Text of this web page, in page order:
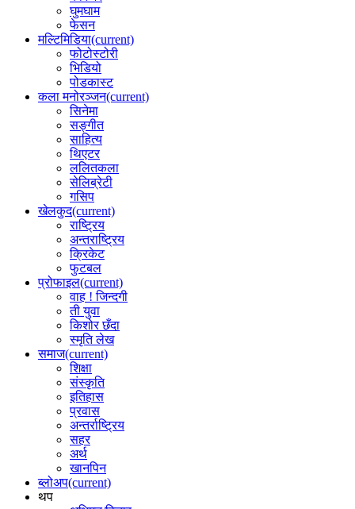
घुमघाम
फेसन
मल्टिमिडिया(current)
फोटोस्टोरी
भिडियो
पोडकास्ट
कला मनोरञ्जन(current)
सिनेमा
सङ्गीत
साहित्य
थिएटर
ललितकला
सेलिब्रेटी
गसिप
खेलकुद(current)
राष्ट्रिय
अन्तराष्ट्रिय
क्रिकेट
फुटबल
प्रोफाइल(current)
वाह ! जिन्दगी
ती युवा
किशोर छँदा
स्मृति लेख
समाज(current)
शिक्षा
संस्कृति
इतिहास
प्रवास
अन्तर्राष्ट्रिय
सहर
अर्थ
खानपिन
ब्लोअप(current)
थप